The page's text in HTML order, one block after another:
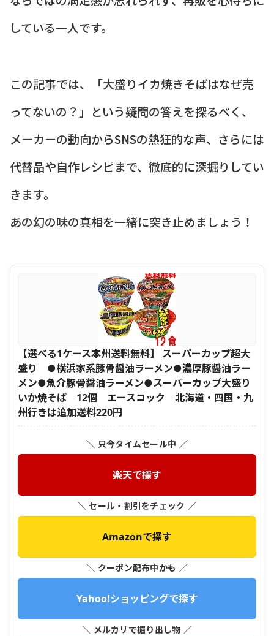
している一人です。
この記事では、「大盛りイカ焼きそばはなぜ売
ってないの？」という疑問の答えを探るべく、
メーカーの動向からSNSの熱狂的な声、さらには
代替品や自作レシピまで、徹底的に深掘りしてい
きます。
あの幻の味の真相を一緒に突き止めましょう！
【選べる1ケース本州送料無料】 スーパーカップ超大
盛り ●横浜家系豚骨醤油ラーメン●濃厚豚醤油ラー
メン●魚介豚骨醤油ラーメン●スーパーカップ大盛り
いか焼そば 12個 エースコック 北海道・四国・九
州行きは追加送料220円
＼ 只今タイムセール中 ／
楽天で探す
＼ セール・割引をチェック ／
Amazonで探す
＼ クーポン配布中かも ／
Yahoo!ショッピングで探す
＼ メルカリで掘り出し物 ／